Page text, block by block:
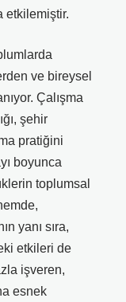
etkilemiştir.
ve bireysel
Çalışma
şehir
pratiğini
boyunca
toplumsal
yanı sıra,
etkileri de
işveren,
esnek